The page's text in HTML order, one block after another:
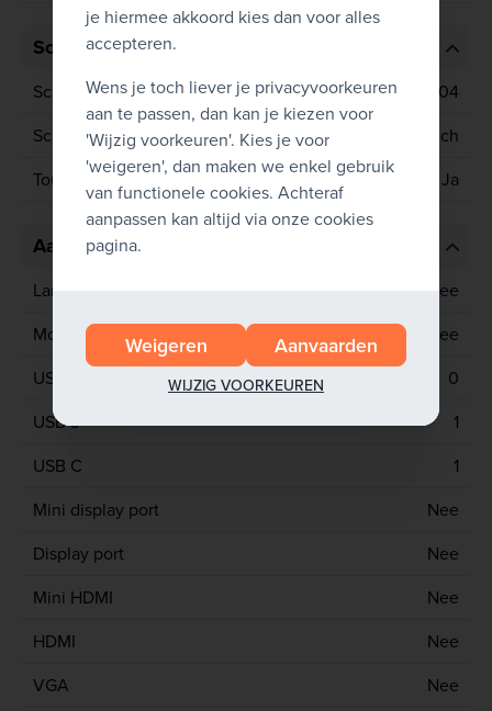
Scherm
Schermresolutie
2256x1504
Schermgrootte
15 inch
Touchscreen
Ja
Aansluitingen
Lan poort
Nee
Mobiel netwerk
Nee
USB 2
0
USB 3
1
USB C
1
Mini display port
Nee
Display port
Nee
Mini HDMI
Nee
HDMI
Nee
VGA
Nee
je hiermee akkoord kies dan voor alles
accepteren.
Wens je toch liever je privacyvoorkeuren
aan te passen, dan kan je kiezen voor
'Wijzig voorkeuren'. Kies je voor
'weigeren', dan maken we enkel gebruik
van functionele cookies. Achteraf
aanpassen kan altijd via onze cookies
pagina.
Weigeren Aanvaarden
WIJZIG VOORKEUREN